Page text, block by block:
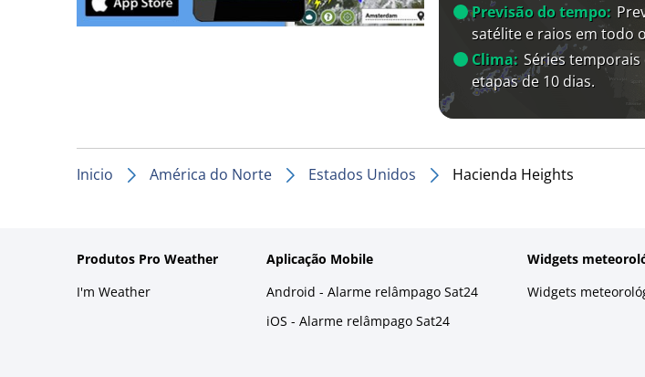
Previsão do tempo:
satélite e raios em todo
Clima: Séries temporais
etapas de 10 dias.
Inicio América do Norte Estados Unidos Hacienda Heights
Produtos Pro Weather
I'm Weather
Aplicação Mobile
Android - Alarme relâmpago Sat24
iOS - Alarme relâmpago Sat24
Widgets
Widgets